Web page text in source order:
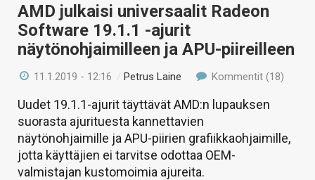
AMD julkaisi universaalit Radeon
Software 19.1.1 -ajurit
näytönohjaimilleen ja APU-piireilleen
11.1.2019 - 12:16 /Petrus Laine Kommentit (18)
Uudet 19.1.1-ajurit täyttävät AMD:n lupauksen
suorasta ajurituesta kannettavien
näytönohjaimille ja APU-piirien grafiikkaohjaimille,
jotta käyttäjien ei tarvitse odottaa OEM-
valmistajan kustomoimia ajureita.